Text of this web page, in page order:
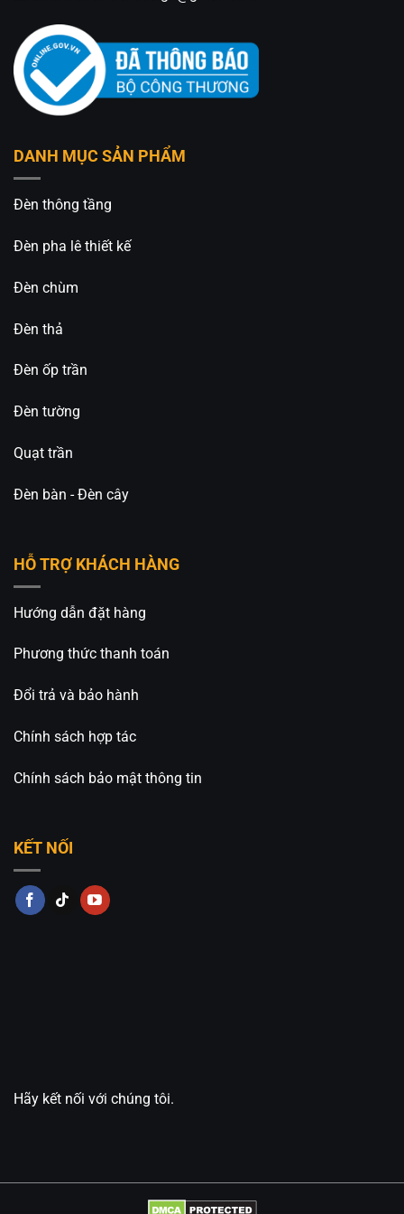
An An Decor– Ánh sáng từ tâm hồn
412 Phạm Văn Đồng, P.11, Q.Bình Thạnh, Tp.Hồ
0826.227.227 – 0813.160.160 (zalo)
DANH MỤC SẢN PHẨM
Đèn thông tầng
Đèn pha lê thiết kế
Đèn chùm
Đèn thả
Đèn ốp trần
Đèn tường
Quạt trần
Đèn bàn - Đèn cây
HỖ TRỢ KHÁCH HÀNG
Hướng dẫn đặt hàng
Phương thức thanh toán
Đổi trả và bảo hành
Chính sách hợp tác
Chính sách bảo mật thông tin
KẾT NỐI
Hãy kết nối với chúng tôi.